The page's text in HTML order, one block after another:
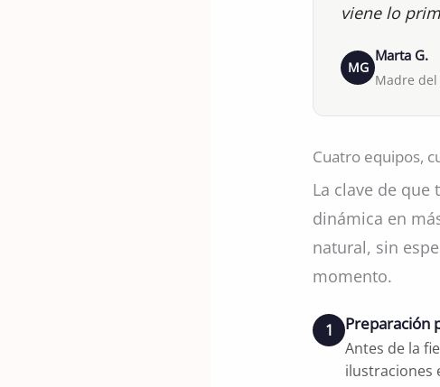
viene lo
MG
Marta G.
Madre del
Cuatro equipos,
La clave de
dinámica en
natural, sin
momento.
1 Preparación
Antes de la
ilustraciones